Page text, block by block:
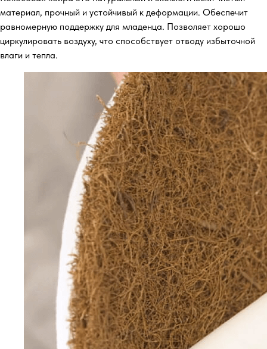
материал, прочный и устойчивый к деформации. Обеспечит
равномерную поддержку для младенца. Позволяет хорошо
циркулировать воздуху, что способствует отводу избыточной
влаги и тепла.